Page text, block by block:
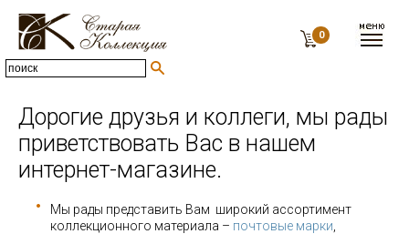
0
Дорогие друзья и коллеги, мы рады
приветствовать Вас в нашем
интернет-магазине.
Мы рады представить Вам широкий ассортимент
коллекционного материала – почтовые марки